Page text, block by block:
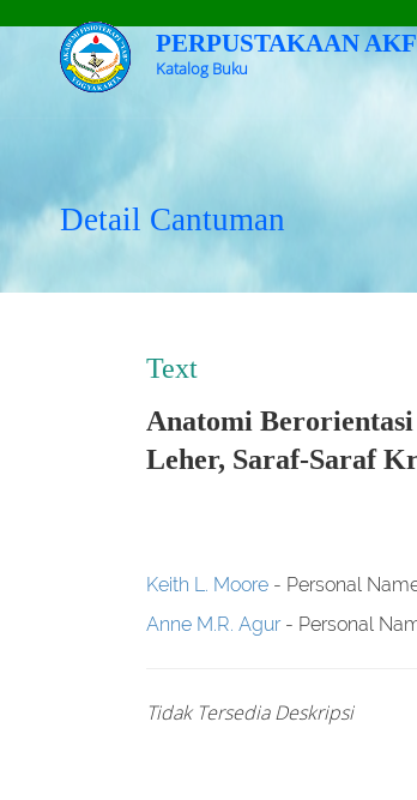
PERPUSTAKAAN
Katalog Buku
Detail Cantuman
Text
Anatomi
Leher, Saraf-Saraf
Keith L. Moore - Personal
Anne M.R. Agur- Personal
Tidak Tersedia Deskripsi